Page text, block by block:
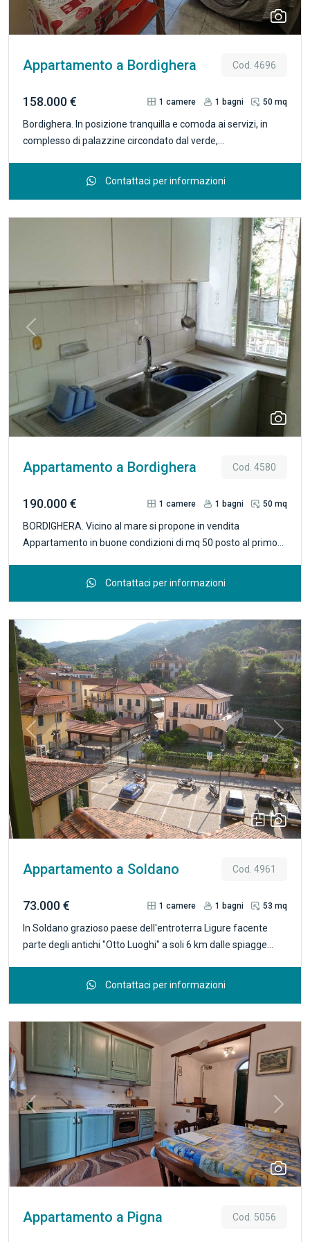
dal grande fascino, ideale come rifugio romantico, casa
vacanze o investimento a reddito, nel cuore di uno dei borghi
più suggestivi della Riviera di Ponente. R.5065
Appartamento a Bordighera Cod. 4696
158.000 € 1camere 1 bagni 50 mq
Bordighera. In posizione tranquilla e comoda ai servizi, in
complesso di palazzine circondato dal verde,
palazzina servito da ascensore, molto luminoso ed in ottimo
stato. L'alloggio è costituito da ingresso-disimpegno, zona
zona notte, spaziosa camera matrimoniale, bagno
finestrato e locale ripostiglio utilizzabile come stanza armadi
o lavanderia. Possibile acquisto di garage a parte.
Termoautonomo. R.4696
Contattaci per informazioni
Previous Next
Appartamento a Bordighera Cod. 4580
190.000 € 1camere 1 bagni 50 mq
BORDIGHERA. Vicino al mare si propone in vendita
Appartamento in buone condizioni di mq 50 posto al primo
cottura, camera da letto, bagno finestrato. Grande balcone
Contattaci per informazioni
Previous Next
Appartamento a Soldano Cod. 4961
73.000 € 1camere 1 bagni 53 mq
In Soldano grazioso paese dell'entroterra Ligure facente
parte degli antichi "Otto Luoghi" a soli 6 km dalle spiagge
dai servizi e dai parcheggi, alloggio luminoso e totalmente
l'appartamento di circa 50 mq è composto da ingresso in
zona pranzo, camera matrimoniale, soggiorno e bagno
finestrato con doccia. Per le sue caratteristiche e l'assenza
di spese condominiali si presta come Ottimo investimento!
http://www.comunesoldano.it/ Rif. 7029
Contattaci per informazioni
Previous Next
Appartamento a Pigna Cod. 5056